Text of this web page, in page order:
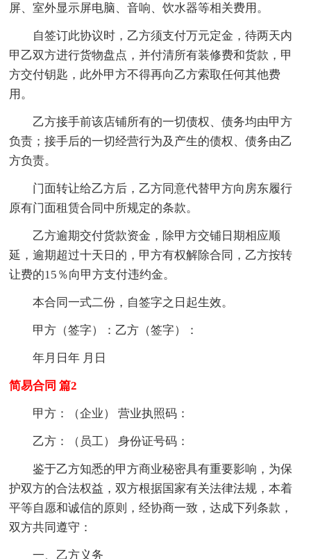
屏、室外显示屏电脑、音响、饮水器等相关费用。
自签订此协议时，乙方须支付万元定金，待两天内
甲乙双方进行货物盘点，并付清所有装修费和货款，甲
方交付钥匙，此外甲方不得再向乙方索取任何其他费
用。
乙方接手前该店铺所有的一切债权、债务均由甲方
负责；接手后的一切经营行为及产生的债权、债务由乙
方负责。
门面转让给乙方后，乙方同意代替甲方向房东履行
原有门面租赁合同中所规定的条款。
乙方逾期交付货款资金，除甲方交铺日期相应顺
延，逾期超过十天日的，甲方有权解除合同，乙方按转
让费的15％向甲方支付违约金。
本合同一式二份，自签字之日起生效。
甲方（签字）：乙方（签字）：
年月日年 月日
简易合同 篇2
甲方：（企业） 营业执照码：
乙方：（员工） 身份证号码：
鉴于乙方知悉的甲方商业秘密具有重要影响，为保
护双方的合法权益，双方根据国家有关法律法规，本着
平等自愿和诚信的原则，经协商一致，达成下列条款，
双方共同遵守：
一、乙方义务